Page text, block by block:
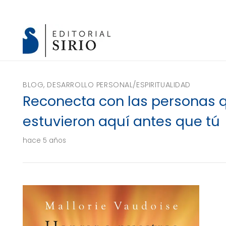
BLOG, DESARROLLO PERSONAL/ESPIRITUALIDAD
Reconecta con las personas
estuvieron aquí antes que tú
hace 5 años